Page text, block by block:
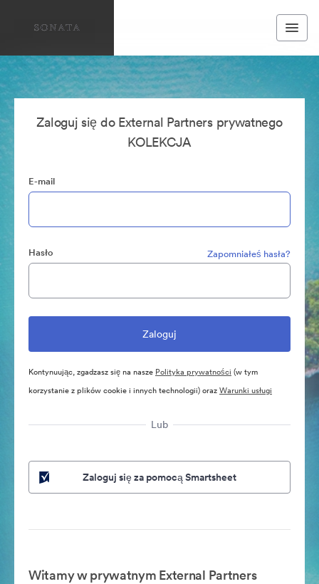
Zaloguj się do External Partners prywatnego
KOLEKCJA
E-mail
Hasło Zapomniałeś hasła?
Kontynuując, zgadzasz się na nasze Polityka prywatności (w tym
korzystanie z plików cookie i innych technologii) orazWarunki usługi
Lub
Zaloguj się za pomocą Smartsheet
Witamy w prywatnym External Partners